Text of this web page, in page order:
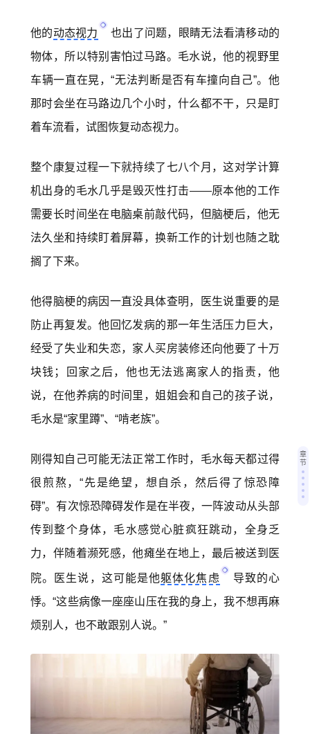
他的动态视力
也出了问题，眼睛无法看清移动的
物体，所以特别害怕过马路。毛水说，他的视野里
车辆一直在晃，“无法判断是否有车撞向自己”。他
那时会坐在马路边几个小时，什么都不干，只是盯
着车流看，试图恢复动态视力。
整个康复过程一下就持续了七八个月，这对学计算
机出身的毛水几乎是毁灭性打击——原本他的工作
需要长时间坐在电脑桌前敲代码，但脑梗后，他无
法久坐和持续盯着屏幕，换新工作的计划也随之耽
搁了下来。
他得脑梗的病因一直没具体查明，医生说重要的是
防止再复发。他回忆发病的那一年生活压力巨大，
经受了失业和失恋，家人买房装修还向他要了十万
块钱；回家之后，他也无法逃离家人的指责，他
说，在他养病的时间里，姐姐会和自己的孩子说，
毛水是“家里蹲”、“啃老族”。
刚得知自己可能无法正常工作时，毛水每天都过得
很煎熬，“先是绝望，想自杀，然后得了惊恐障
碍”。有次惊恐障碍发作是在半夜，一阵波动从头部
传到整个身体，毛水感觉心脏疯狂跳动，全身乏
力，伴随着濒死感，他瘫坐在地上，最后被送到医
院。医生说，这可能是他躯体化焦虑
导致的心
悸。“这些病像一座座山压在我的身上，我不想再麻
烦别人，也不敢跟别人说。”
章
节